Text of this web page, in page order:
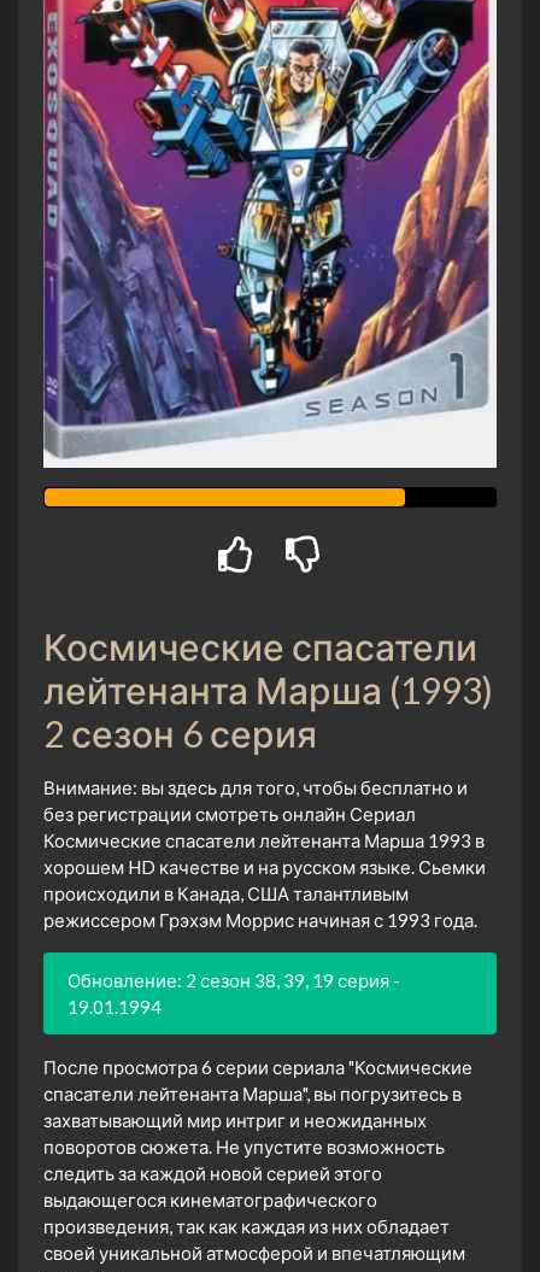
Космические спасатели
лейтенанта Марша (1993)
2 сезон 6 серия
Внимание: вы здесь для того, чтобы бесплатно и
без регистрации смотреть онлайн Сериал
Космические спасатели лейтенанта Марша 1993 в
хорошем HD качестве и на русском языке. Сьемки
происходили в Канада, США талантливым
режиссером Грэхэм Моррис начиная с 1993 года.
Обновление: 2 сезон 38, 39, 19 серия -
19.01.1994
После просмотра 6 серии сериала "Космические
спасатели лейтенанта Марша", вы погрузитесь в
захватывающий мир интриг и неожиданных
поворотов сюжета. Не упустите возможность
следить за каждой новой серией этого
выдающегося кинематографического
произведения, так как каждая из них обладает
своей уникальной атмосферой и впечатляющим